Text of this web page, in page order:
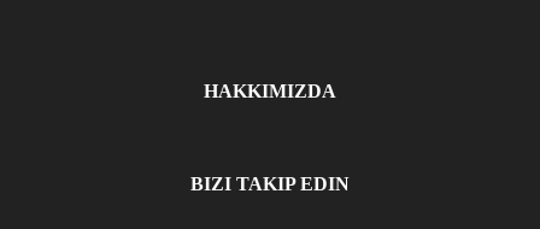
HAKKIMIZDA
BIZI TAKIP EDIN